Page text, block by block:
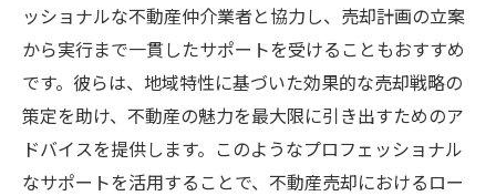
ッショナルな不動産仲介業者と協力し、売却計画の立案
から実行まで一貫したサポートを受けることもおすすめ
です。彼らは、地域特性に基づいた効果的な売却戦略の
策定を助け、不動産の魅力を最大限に引き出すためのア
ドバイスを提供します。このようなプロフェッショナル
なサポートを活用することで、不動産売却におけるロー